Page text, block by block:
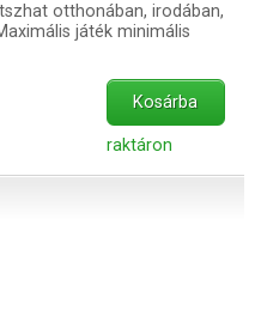
otthonában, irodában,
játék minimális
Kosárba
raktáron